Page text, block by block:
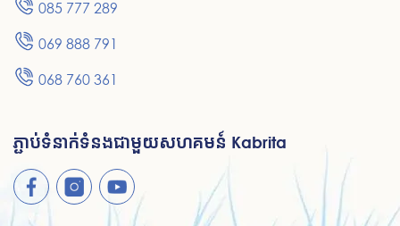
085 777 289
069 888 791
068 760 361
ភ្ជាប់ទំនាក់ទំនងជាមួយសហគមន៍ Kabrita